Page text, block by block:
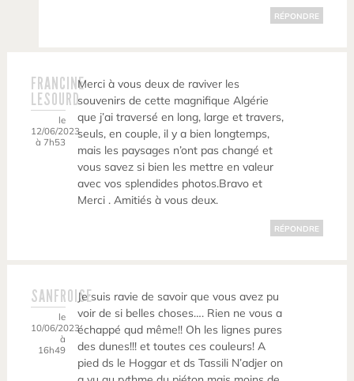
RÉPONDRE
FRANCINE
LESOURD
le
12/06/2023
à 7h53
Merci à vous deux de raviver les
souvenirs de cette magnifique Algérie
que j’ai traversé en long, large et travers,
seuls, en couple, il y a bien longtemps,
mais les paysages n’ont pas changé et
vous savez si bien les mettre en valeur
avec vos splendides photos.Bravo et
Merci . Amitiés à vous deux.
RÉPONDRE
SANFROISE
le
10/06/2023
à
16h49
Je suis ravie de savoir que vous avez pu
voir de si belles choses…. Rien ne vous a
échappé qud même!! Oh les lignes pures
des dunes!!! et toutes ces couleurs! A
pied ds le Hoggar et ds Tassili N’adjer on